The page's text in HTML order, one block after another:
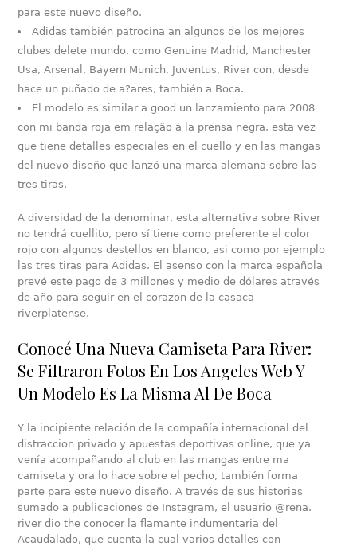
para este nuevo diseño.
Adidas también patrocina an algunos de los mejores
clubes delete mundo, como Genuine Madrid, Manchester
Usa, Arsenal, Bayern Munich, Juventus, River con, desde
hace un puñado de a?ares, también a Boca.
El modelo es similar a good un lanzamiento para 2008
con mi banda roja em relação à la prensa negra, esta vez
que tiene detalles especiales en el cuello y en las mangas
del nuevo diseño que lanzó una marca alemana sobre las
tres tiras.
A diversidad de la denominar, esta alternativa sobre River
no tendrá cuellito, pero sí tiene como preferente el color
rojo con algunos destellos en blanco, asi como por ejemplo
las tres tiras para Adidas. El asenso con la marca española
prevé este pago de 3 millones y medio de dólares através
de año para seguir en el corazon de la casaca
riverplatense.
Conocé Una Nueva Camiseta Para River:
Se Filtraron Fotos En Los Angeles Web Y
Un Modelo Es La Misma Al De Boca
Y la incipiente relación de la compañía internacional del
distraccion privado y apuestas deportivas online, que ya
venía acompañando al club en las mangas entre ma
camiseta y ora lo hace sobre el pecho, también forma
parte para este nuevo diseño. A través de sus historias
sumado a publicaciones de Instagram, el usuario @rena.
river dio the conocer la flamante indumentaria del
Acaudalado, que cuenta la cual varios detalles con